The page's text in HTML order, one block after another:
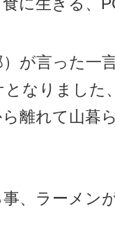
に生きる、
が言った一
となりました
離れて山暮
、ラーメン